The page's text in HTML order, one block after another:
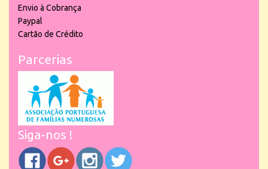
Envio à Cobrança
Paypal
Cartão de Crédito
Parcerias
Siga-nos !